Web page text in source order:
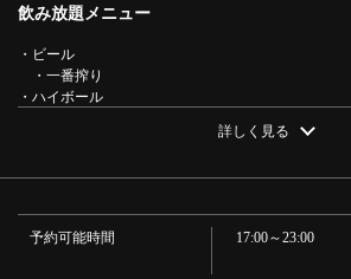
飲み放題メニュー
・ビール
・一番搾り
・ハイボール
・サワー
・[カシス]カシスオレンジ/カシスソーダ/カシスウ
詳しく見る
予約可能時間 17:00～23:00
2000円飲み放題/2500円→２０００円 |
大阪府大阪市中央区南本町１-5-4東洋ビル1F
https://baou-sakaisujihonmachi.owst.jp/courses/